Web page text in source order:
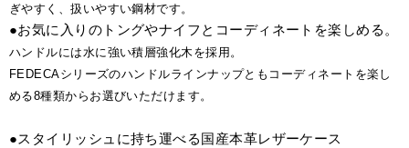
ぎやすく、扱いやすい鋼材です。
●お気に入りのトングやナイフとコーディネートを楽しめる。
ハンドルには水に強い積層強化木を採用。
FEDECAシリーズのハンドルラインナップともコーディネートを楽し
める8種類からお選びいただけます。
●スタイリッシュに持ち運べる国産本革レザーケース